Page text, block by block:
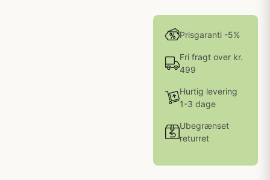
Prisgaranti -5%
Fri fragt over kr.
499
Hurtig levering
1-3 dage
Ubegrænset
returret